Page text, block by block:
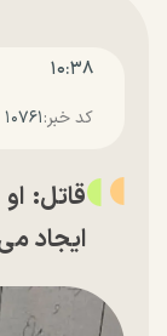
۱۰:۳۸
کد خبر:۱۰۷۶۱
قاتل:
ایجاد